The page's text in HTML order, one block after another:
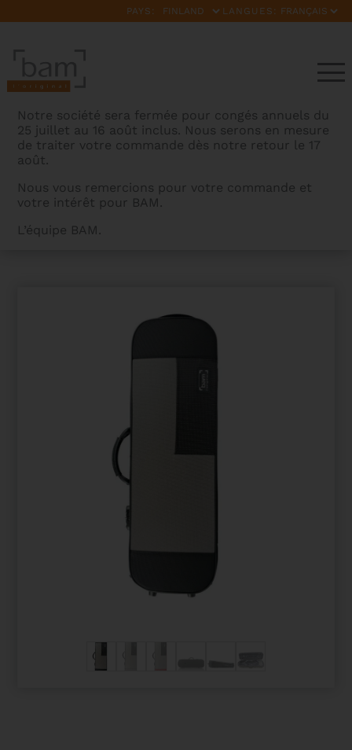
PAYS: LANGUES:
Notre société sera fermée pour congés annuels du
25 juillet au 16 août inclus. Nous serons en mesure
de traiter votre commande dès notre retour le 17
août.
Nous vous remercions pour votre commande et
votre intérêt pour BAM.
L’équipe BAM.